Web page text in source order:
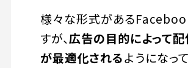
様々な形式がある
すが、広告の目的によって
が最適化されるようになっ